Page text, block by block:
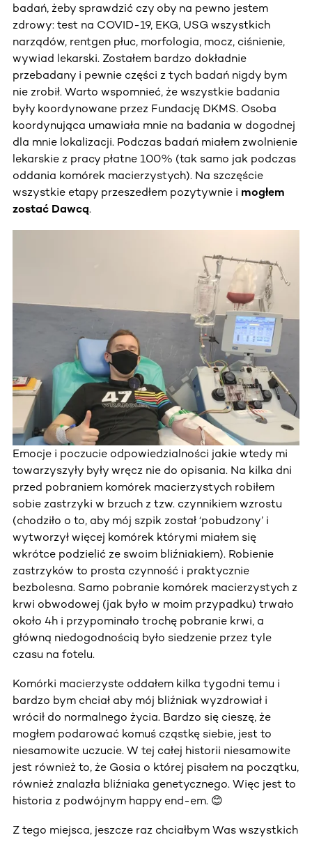
badań, żeby sprawdzić czy oby na pewno jestem
zdrowy: test na COVID-19, EKG, USG wszystkich
narządów, rentgen płuc, morfologia, mocz, ciśnienie,
wywiad lekarski. Zostałem bardzo dokładnie
przebadany i pewnie części z tych badań nigdy bym
nie zrobił. Warto wspomnieć, że wszystkie badania
były koordynowane przez Fundację DKMS. Osoba
koordynująca umawiała mnie na badania w dogodnej
dla mnie lokalizacji. Podczas badań miałem zwolnienie
lekarskie z pracy płatne 100% (tak samo jak podczas
oddania komórek macierzystych). Na szczęście
wszystkie etapy przeszedłem pozytywnie i mogłem
zostać Dawcą.
Emocje i poczucie odpowiedzialności jakie wtedy mi
towarzyszyły były wręcz nie do opisania. Na kilka dni
przed pobraniem komórek macierzystych robiłem
sobie zastrzyki w brzuch z tzw. czynnikiem wzrostu
(chodziło o to, aby mój szpik został ‘pobudzony’ i
wytworzył więcej komórek którymi miałem się
wkrótce podzielić ze swoim bliźniakiem). Robienie
zastrzyków to prosta czynność i praktycznie
bezbolesna. Samo pobranie komórek macierzystych z
krwi obwodowej (jak było w moim przypadku) trwało
około 4h i przypominało trochę pobranie krwi, a
główną niedogodnością było siedzenie przez tyle
czasu na fotelu.
Komórki macierzyste oddałem kilka tygodni temu i
bardzo bym chciał aby mój bliźniak wyzdrowiał i
wrócił do normalnego życia. Bardzo się cieszę, że
mogłem podarować komuś cząstkę siebie, jest to
niesamowite uczucie. W tej całej historii niesamowite
jest również to, że Gosia o której pisałem na początku,
również znalazła bliźniaka genetycznego. Więc jest to
historia z podwójnym happy end-em. 😊
Z tego miejsca, jeszcze raz chciałbym Was wszystkich